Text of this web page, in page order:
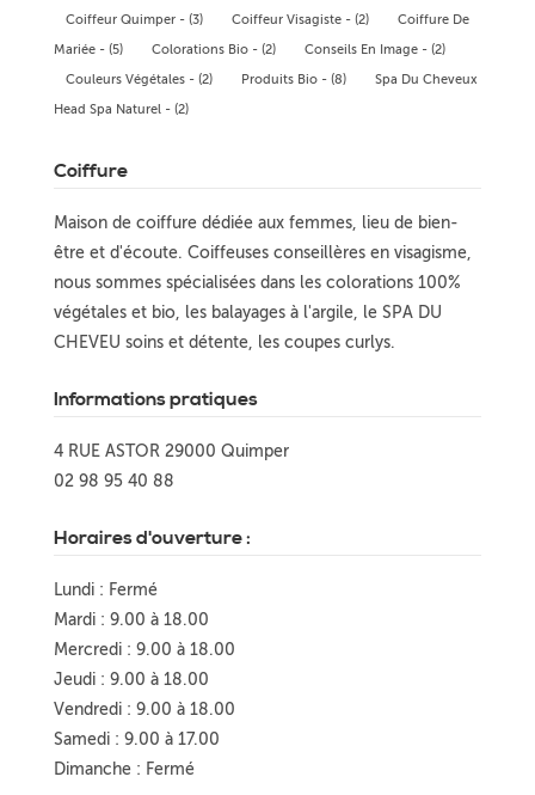
Coiffeur Quimper - (3) Coiffeur Visagiste - (2)
Coiffure De
Mariée - (5)
Colorations Bio - (2)
Conseils En Image - (2)
Couleurs Végétales - (2)
Produits Bio - (8)
Spa Du Cheveux
Head Spa Naturel - (2)
Coiffure
Maison de coiffure dédiée aux femmes, lieu de bien-
être et d'écoute. Coiffeuses conseillères en visagisme,
nous sommes spécialisées dans les colorations 100%
végétales et bio, les balayages à l'argile, le SPA DU
CHEVEU soins et détente, les coupes curlys.
Informations pratiques
4 RUE ASTOR 29000 Quimper
02 98 95 40 88
Horaires d'ouverture :
Lundi : Fermé
Mardi : 9.00 à 18.00
Mercredi : 9.00 à 18.00
Jeudi : 9.00 à 18.00
Vendredi : 9.00 à 18.00
Samedi : 9.00 à 17.00
Dimanche : Fermé